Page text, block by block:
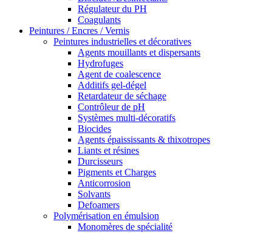
Régulateur du PH
Coagulants
Peintures / Encres / Vernis
Peintures industrielles et décoratives
Agents mouillants et dispersants
Hydrofuges
Agent de coalescence
Additifs gel-dégel
Retardateur de séchage
Contrôleur de pH
Systèmes multi-décoratifs
Biocides
Agents épaississants & thixotropes
Liants et résines
Durcisseurs
Pigments et Charges
Anticorrosion
Solvants
Defoamers
Polymérisation en émulsion
Monomères de spécialité